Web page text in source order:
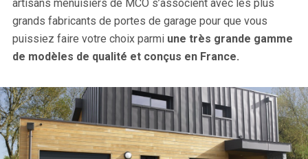
artisans menuisiers de MCO s’associent avec les plus
grands fabricants de portes de garage pour que vous
puissiez faire votre choix parmi une très grande gamme
de modèles de qualité et conçus en France.